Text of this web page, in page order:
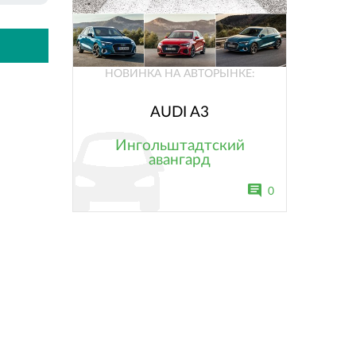
НОВИНКА НА АВТОРЫНКЕ:
AUDI A3
Ингольштадтский
авангард
0